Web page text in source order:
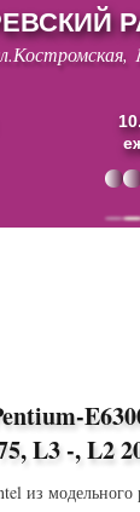
к
L3 -, L2
из